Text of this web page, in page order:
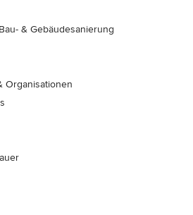
& Gebäudesanierung
Organisationen